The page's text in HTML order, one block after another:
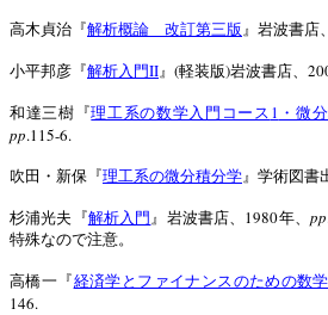
高木貞治『解析概論 改訂第三版』岩波書店、
小平邦彦『解析入門II』 (軽装版)岩波書店、
和達三樹『理工系の数学入門コース 1 ・微
pp.115-6.
吹田・新保『理工系の微分積分学』学術図書
杉浦光夫『解析入門 』岩波書店、 1980年、 pp
特殊なので注意。
高橋一『経済学とファイナンスのための数学
146.